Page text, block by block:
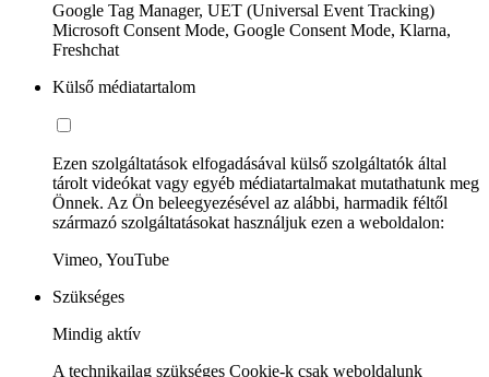
Google Tag Manager, UET (Universal Event Tracking)
Microsoft Consent Mode, Google Consent Mode, Klarna,
Freshchat
Külső médiatartalom
Ezen szolgáltatások elfogadásával külső szolgáltatók által
tárolt videókat vagy egyéb médiatartalmakat mutathatunk meg
Önnek. Az Ön beleegyezésével az alábbi, harmadik féltől
származó szolgáltatásokat használjuk ezen a weboldalon:
Vimeo, YouTube
Szükséges
Mindig aktív
A technikailag szükséges Cookie-k csak weboldalunk